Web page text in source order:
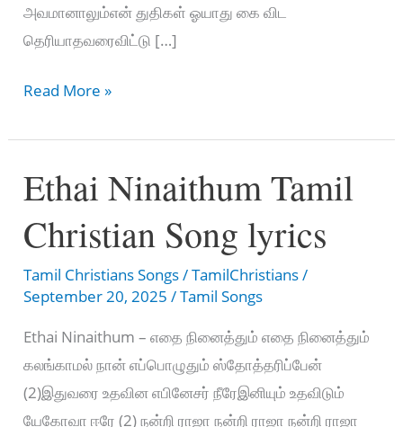
அவமானாலும்என் துதிகள் ஓயாது கை விட
தெரியாதவரைவிட்டு […]
Thudhigal
–
என்
துதிகள்
ஓயாது
Read More »
Ethai Ninaithum Tamil
Christian Song lyrics
Tamil Christians Songs/TamilChristians/
September 20, 2025/Tamil Songs
Ethai Ninaithum – எதை நினைத்தும் எதை நினைத்தும்
கலங்காமல் நான் எப்பொழுதும் ஸ்தோத்தரிப்பேன்
(2)இதுவரை உதவின எபினேசர் நீரேஇனியும் உதவிடும்
யேகோவா ஈரே (2) நன்றி ராஜா நன்றி ராஜா நன்றி ராஜா